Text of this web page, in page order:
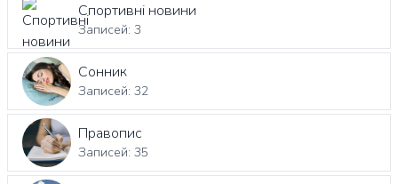
Спортивні новини
Записей: 3
Сонник
Записей: 32
Правопис
Записей: 35